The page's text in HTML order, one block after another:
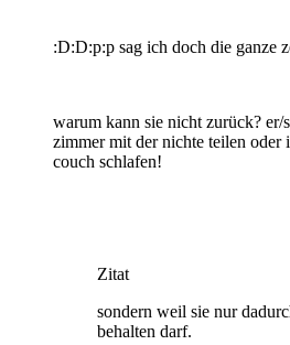
:D:D:p:p sag ich doch die ganze
warum kann sie nicht zurück? er/
zimmer mit der nichte teilen oder
couch schlafen!
Zitat
sondern weil sie nur
behalten darf.